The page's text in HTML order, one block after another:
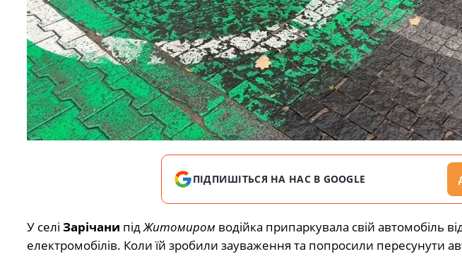
ПІДПИШІТЬСЯ НА НАС В GOOGLE
У селі Зарічани під Житомиромводійка припаркувала свій автомобіль
електромобілів. Коли їй зробили зауваження та попросили пересунути